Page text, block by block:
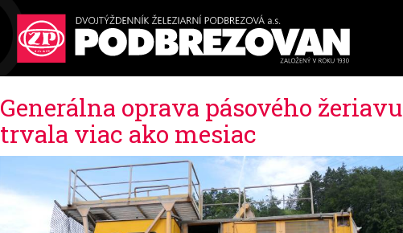
Generálna oprava pásového žeriavu
trvala viac ako mesiac